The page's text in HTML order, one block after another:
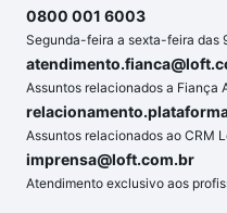
0800 001 6003
Segunda-feira a sexta-feira das
Assuntos relacionados a Fiança
Assuntos relacionados ao CRM
imprensa@loft.com.br
Atendimento exclusivo aos